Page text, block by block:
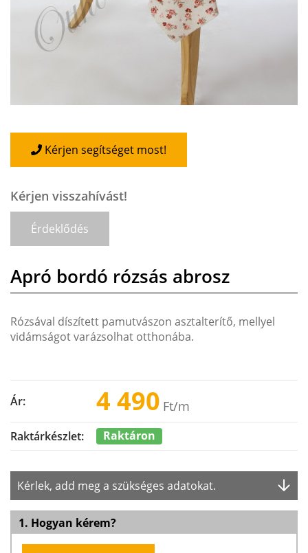
Kérjen segítséget most!
Kérjen visszahívást!
Érdeklődés
Apró bordó rózsás abrosz
Rózsával díszített pamutvászon asztalterítő, mellyel
vidámságot varázsolhat otthonába.
Ár: 4 490 Ft/m
Raktárkészlet: Raktáron
Kérlek, add meg a szükséges adatokat.
1. Hogyan kérem?